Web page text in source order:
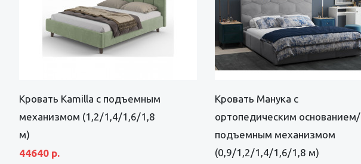
Кровать Kamilla с подъемным
механизмом (1,2/1,4/1,6/1,8
м)
44640 р.
Кровать Манука с
ортопедическим основанием/
подъемным механизмом
(0,9/1,2/1,4/1,6/1,8 м)